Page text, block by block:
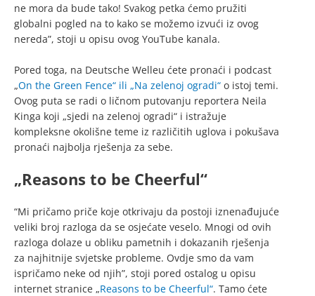
ne mora da bude tako! Svakog petka ćemo pružiti
globalni pogled na to kako se možemo izvući iz ovog
nereda”, stoji u opisu ovog YouTube kanala.
Pored toga, na Deutsche Welleu ćete pronaći i podcast
„On the Green Fence“ ili „Na zelenoj ogradi“ o istoj temi.
Ovog puta se radi o ličnom putovanju reportera Neila
Kinga koji „sjedi na zelenoj ogradi“ i istražuje
kompleksne okolišne teme iz različitih uglova i pokušava
pronaći najbolja rješenja za sebe.
„Reasons to be Cheerful“
“Mi pričamo priče koje otkrivaju da postoji iznenađujuće
veliki broj razloga da se osjećate veselo. Mnogi od ovih
razloga dolaze u obliku pametnih i dokazanih rješenja
za najhitnije svjetske probleme. Ovdje smo da vam
ispričamo neke od njih”, stoji pored ostalog u opisu
internet stranice „Reasons to be Cheerful“. Tamo ćete